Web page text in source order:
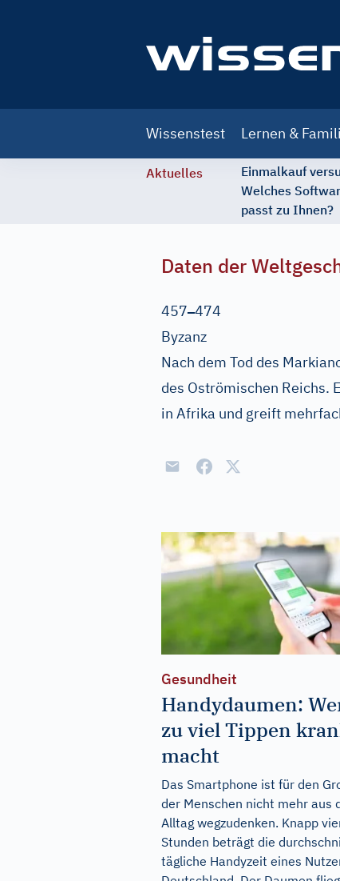
navigation
Wissenstest Lernen &
Aktuelles
Einmalkauf
Welches
passt zu Ihnen?
Daten der
457–474
Byzanz
Nach dem Tod des
des Oströmischen Reichs.
in Afrika und greift
Gesundheit
Handydaumen:
zu viel Tippen
macht
Das Smartphone ist für den
der Menschen nicht mehr aus
Alltag wegzudenken. Knapp
Stunden beträgt die
tägliche Handyzeit eines